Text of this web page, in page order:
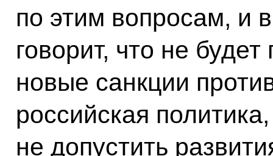
по этим вопросам, и
говорит, что не
новые санкции
российская
не допустить